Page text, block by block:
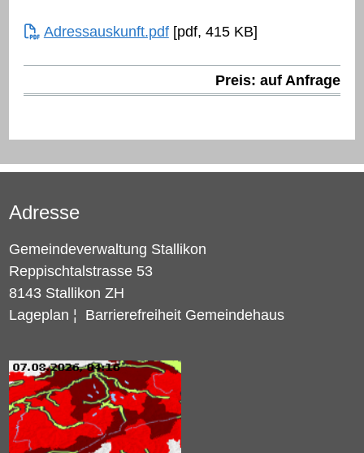
Adressauskunft.pdf[pdf, 415 KB]
Preis: auf Anfrage
Adresse
Gemeindeverwaltung Stallikon
Reppischtalstrasse 53
8143 Stallikon ZH
Lageplan ¦ Barrierefreiheit Gemeindehaus